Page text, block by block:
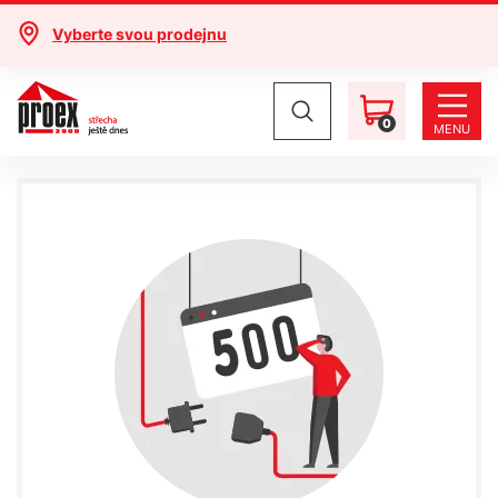
Vyberte svou prodejnu
0 MENU